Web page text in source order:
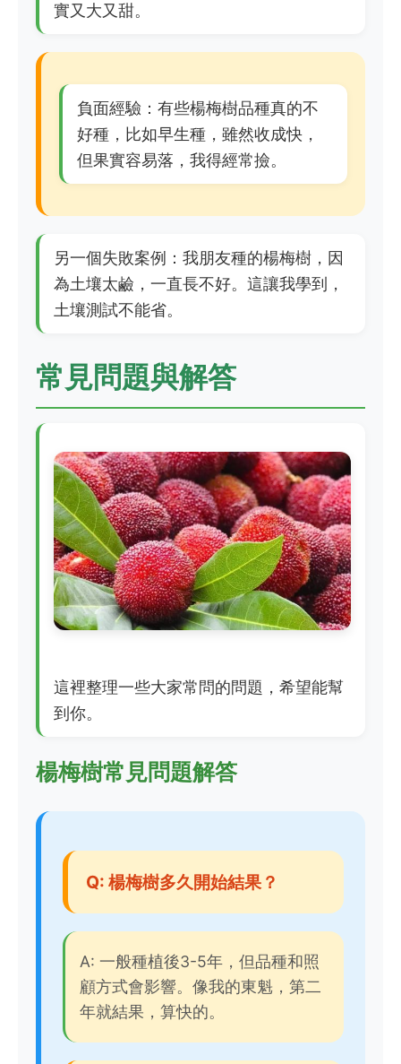
實又大又甜。
負面經驗：有些楊梅樹品種真的不
好種，比如早生種，雖然收成快，
但果實容易落，我得經常撿。
另一個失敗案例：我朋友種的楊梅樹，因
為土壤太鹼，一直長不好。這讓我學到，
土壤測試不能省。
常見問題與解答
這裡整理一些大家常問的問題，希望能幫
到你。
楊梅樹常見問題解答
Q: 楊梅樹多久開始結果？
A: 一般種植後3-5年，但品種和照
顧方式會影響。像我的東魁，第二
年就結果，算快的。